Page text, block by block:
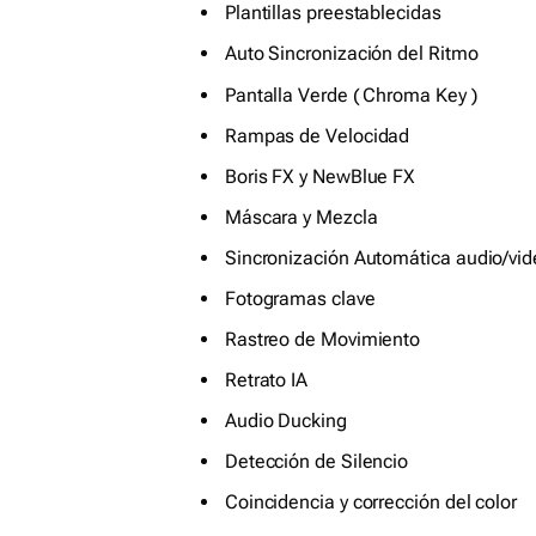
Plantillas preestablecidas
Auto Sincronización del Ritmo
Pantalla Verde ( Chroma Key )
Rampas de Velocidad
Boris FX y NewBlue FX
Máscara y Mezcla
Sincronización Automática audio/
Fotogramas clave
Rastreo de Movimiento
Retrato IA
Audio Ducking
Detección de Silencio
Coincidencia y corrección del color